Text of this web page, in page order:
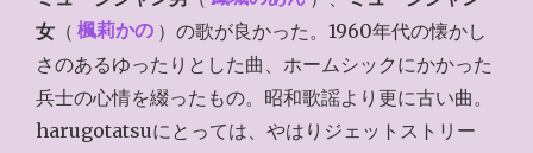
女 （ 楓莉かの ）の歌が良かった。1960年代の懐かし
さのあるゆったりとした曲、ホームシックにかかった
兵士の心情を綴ったもの。昭和歌謡より更に古い曲。
harugotatsuにとっては、やはりジェットストリー